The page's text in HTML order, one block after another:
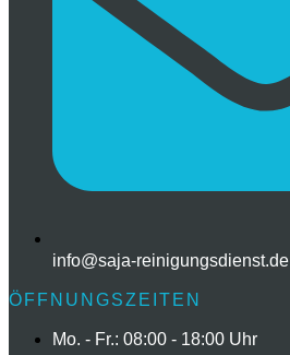
info@saja-reinigungsdienst.de
ÖFFNUNGSZEITEN
Mo. - Fr.: 08:00 - 18:00 Uhr